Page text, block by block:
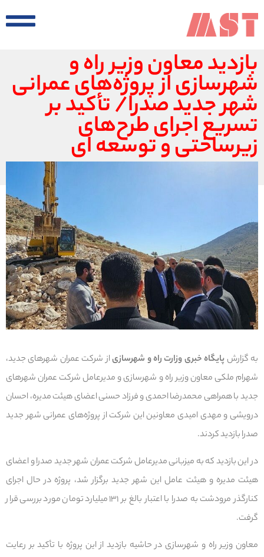
بازدید معاون وزیر راه و
شهرسازی از پروژه‌های عمرانی
شهر جدید صدرا/ تأکید بر
تسریع اجرای طرح‌های
زیرساختی و توسعه ای
به گزارش پایگاه خبری وزارت راه و شهرسازیاز شرکت عمران شهرهای جدید،
شهرام ملکی معاون وزیر راه و شهرسازی و مدیرعامل شرکت عمران شهرهای
جدید با همراهی محمدرضا احمدی و فرزاد حسنی اعضای هیئت مدیره، احسان
درویشی و مهدی امیدی معاونین این شرکت از پروژه‌های عمرانی شهر جدید
صدرا بازدید کردند.
در این بازدید که به میزبانی مدیرعامل شرکت عمران شهر جدید صدرا و اعضای
هیئت مدیره و هیئت عامل این شهر جدید برگزار شد، پروژه در حال اجرای
کنارگذر مرودشت به صدرا با اعتبار بالغ بر ۱۳۱ میلیارد تومان مورد بررسی قرار
گرفت.
معاون وزیر راه و شهرسازی در حاشیه بازدید از این پروژه با تأکید بر رعایت